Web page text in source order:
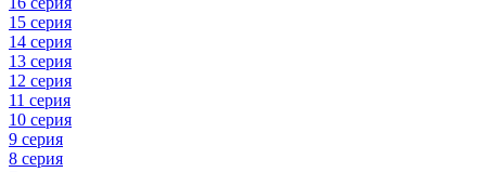
15 серия
14 серия
13 серия
12 серия
11 серия
10 серия
9 серия
8 серия